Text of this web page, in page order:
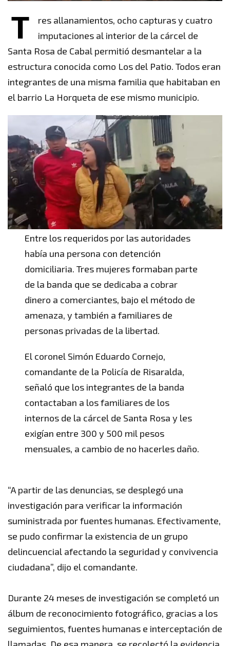
T
res allanamientos, ocho capturas y cuatro
imputaciones al interior de la cárcel de
Santa Rosa de Cabal permitió desmantelar a la
estructura conocida como Los del Patio. Todos eran
integrantes de una misma familia que habitaban en
el barrio La Horqueta de ese mismo municipio.
Entre los requeridos por las autoridades
había una persona con detención
domiciliaria. Tres mujeres formaban parte
de la banda que se dedicaba a cobrar
dinero a comerciantes, bajo el método de
amenaza, y también a familiares de
personas privadas de la libertad.
El coronel Simón Eduardo Cornejo,
comandante de la Policía de Risaralda,
señaló que los integrantes de la banda
contactaban a los familiares de los
internos de la cárcel de Santa Rosa y les
exigían entre 300 y 500 mil pesos
mensuales, a cambio de no hacerles daño.
“A partir de las denuncias, se desplegó una
investigación para verificar la información
suministrada por fuentes humanas. Efectivamente,
se pudo confirmar la existencia de un grupo
delincuencial afectando la seguridad y convivencia
ciudadana”, dijo el comandante.
Durante 24 meses de investigación se completó un
álbum de reconocimiento fotográfico, gracias a los
seguimientos, fuentes humanas e interceptación de